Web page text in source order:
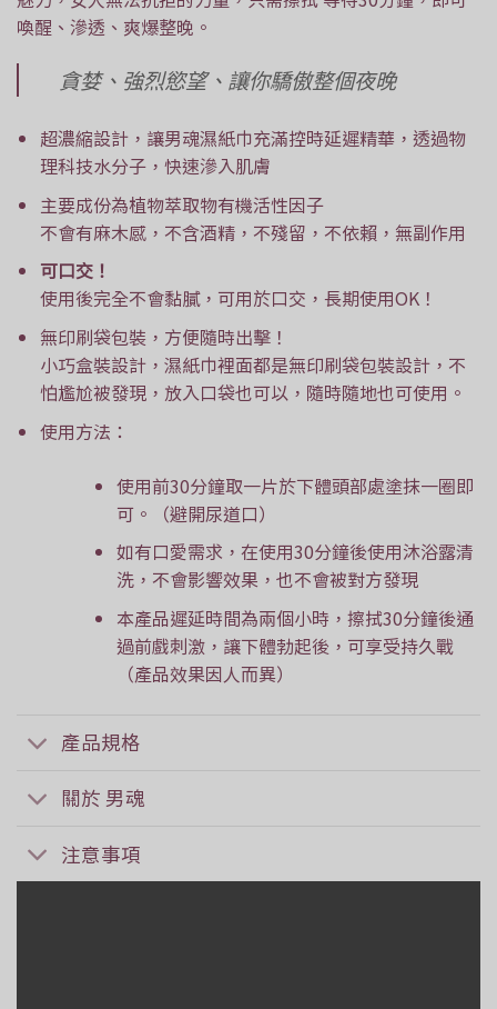
喚醒、滲透、爽爆整晚。
貪婪、強烈慾望、讓你驕傲整個夜晚
超濃縮設計，讓男魂濕紙巾充滿控時延遲精華，透過物
理科技水分子，快速滲入肌膚
主要成份為植物萃取物有機活性因子
不會有麻木感，不含酒精，不殘留，不依賴，無副作用
可口交！
使用後完全不會黏膩，可用於口交，長期使用OK！
無印刷袋包裝，方便隨時出擊！
小巧盒裝設計，濕紙巾裡面都是無印刷袋包裝設計，不
怕尷尬被發現，放入口袋也可以，隨時隨地也可使用。
使用方法：
使用前30分鐘取一片於下體頭部處塗抹一圈即
可。（避開尿道口）
如有口愛需求，在使用30分鐘後使用沐浴露清
洗，不會影響效果，也不會被對方發現
本產品遲延時間為兩個小時，擦拭30分鐘後通
過前戲刺激，讓下體勃起後，可享受持久戰
（產品效果因人而異）
產品規格
關於 男魂
注意事項